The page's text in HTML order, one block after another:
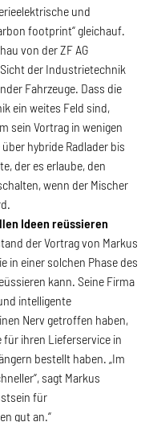
und
footprint“ gleichauf.
von der ZF AG
der Industrietechnik
Fahrzeuge. Dass die
ein weites Feld sind,
sein Vortrag in wenigen
hybride Radlader bis
der es erlaube, den
wenn der Mischer
Ideen reüssieren
der Vortrag von Markus
in einer solchen Phase des
kann. Seine Firma
intelligente
Nerv getroffen haben,
für ihren Lieferservice in
bestellt haben. „Im
sagt Markus
für
gut an.“